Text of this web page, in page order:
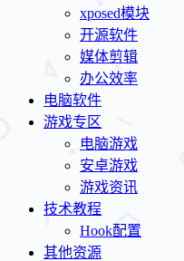
xposed模块
开源软件
媒体剪辑
办公效率
电脑软件
游戏专区
电脑游戏
安卓游戏
游戏资讯
技术教程
Hook配置
其他资源